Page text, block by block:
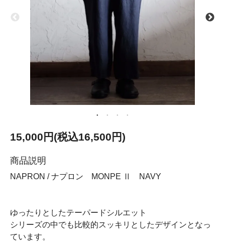
15,000円(税込16,500円)
商品説明
NAPRON / ナプロン MONPE Ⅱ NAVY
ゆったりとしたテーパードシルエット
シリーズの中でも比較的スッキリとしたデザインとなっ
ています。